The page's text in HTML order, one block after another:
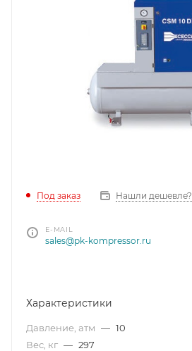
Под заказ Нашли дешевле?
E-MAIL
sales@pk-kompressor.ru
Характеристики
Давление, атм — 10
Вес, кг — 297